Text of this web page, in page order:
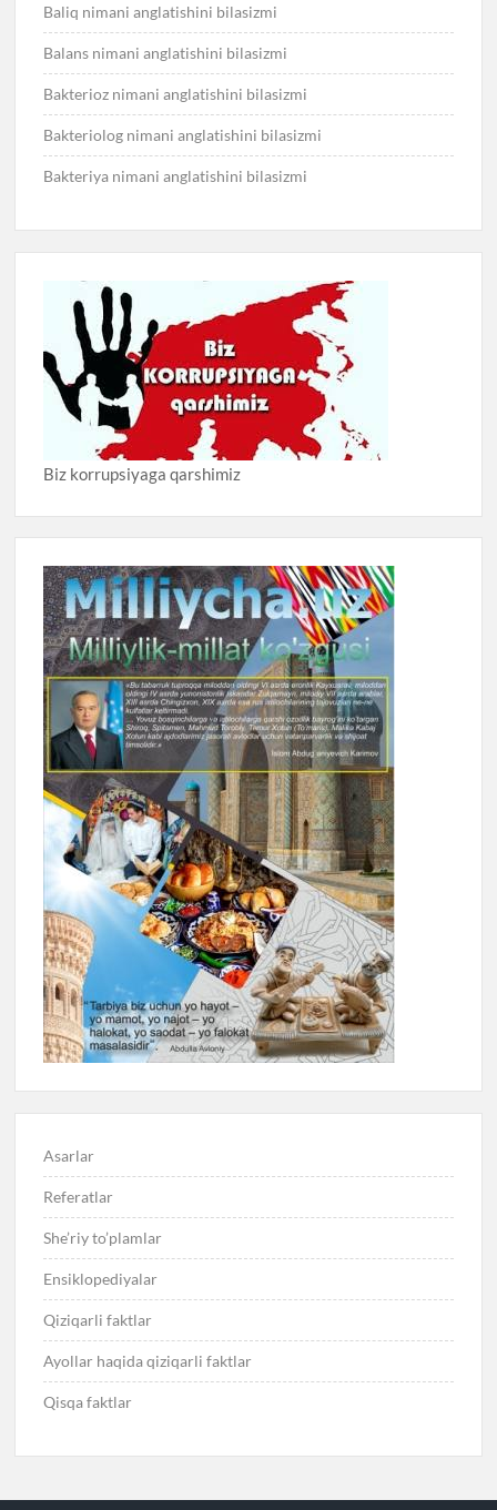
Baliq nimani anglatishini bilasizmi
Balans nimani anglatishini bilasizmi
Bakterioz nimani anglatishini bilasizmi
Bakteriolog nimani anglatishini bilasizmi
Bakteriya nimani anglatishini bilasizmi
Biz korrupsiyaga qarshimiz
Asarlar
Referatlar
She’riy to’plamlar
Ensiklopediyalar
Qiziqarli faktlar
Ayollar haqida qiziqarli faktlar
Qisqa faktlar